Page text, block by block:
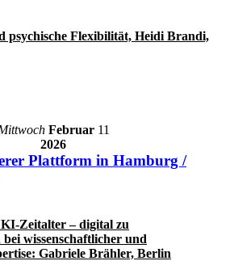
psychische Flexibilität, Heidi Brandi,
Februar 11
2026
Plattform in Hamburg /
Zeitalter – digital zu
wissenschaftlicher und
Gabriele Brähler, Berlin